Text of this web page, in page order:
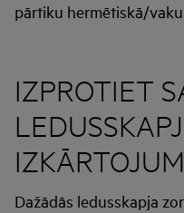
pārtiku hermētiskā/
IZPROTIET
Dažādās ledusskapja